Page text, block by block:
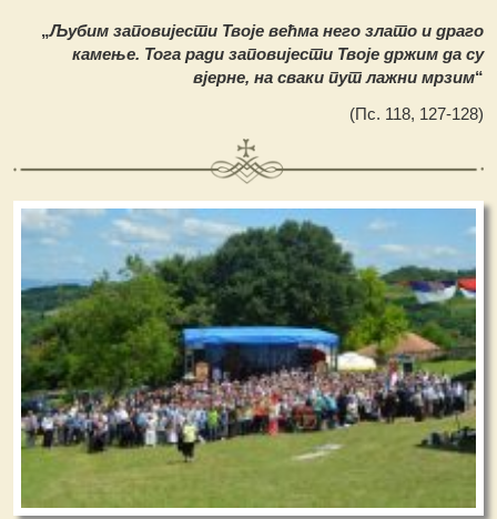
„Љубим заповијести Твоје већма него злато и драго
камење. Тога ради заповијести Твоје држим да су
вјерне, на сваки пут лажни мрзим“
(Пс. 118, 127-128)